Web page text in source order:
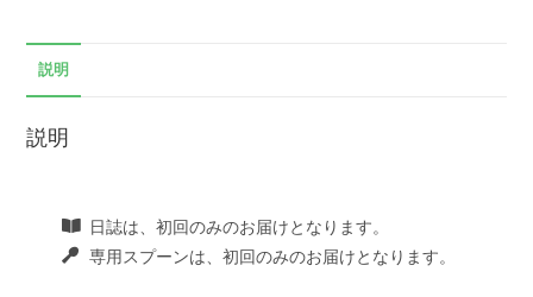
説明
説明
日誌は、初回のみのお届けとなります。
専用スプーンは、初回のみのお届けとなります。